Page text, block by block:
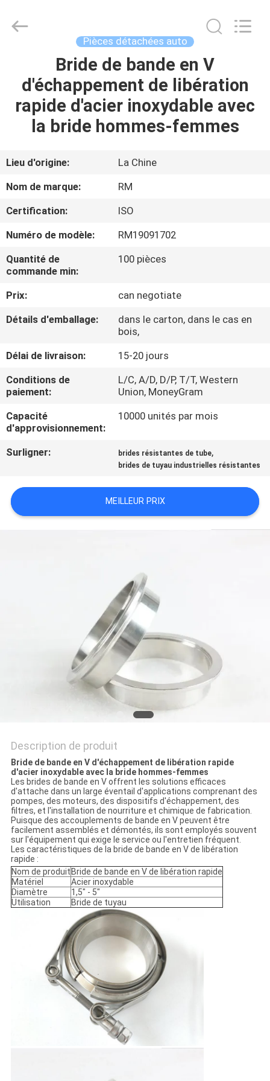
MAISON
À
PROPOS
NOUS
DE
L'USINE
CONTRÔLE
DE
QUALITÉ
CONTACTER
NOUVELLES
WOODOO
TRADE
Pièces détachées auto
Bride de bande en V
d'échappement de libération
rapide d'acier inoxydable avec
la bride hommes-femmes
Lieu d'origine:
La Chine
Nom de marque:
RM
Certification:
ISO
Numéro de modèle:
RM19091702
Quantité de
commande min:
100 pièces
Prix:
can negotiate
Détails d'emballage:
dans le carton, dans le cas en
bois,
Délai de livraison:
15-20 jours
Conditions de
paiement:
L/C, A/D, D/P, T/T, Western
Union, MoneyGram
Capacité
d'approvisionnement:
10000 unités par mois
Surligner: brides résistantes de tube,
brides de tuyau industrielles résistantes
MEILLEUR PRIX
Description de produit
Bride de bande en V d'échappement de libération rapide
d'acier inoxydable avec la bride hommes-femmes
Les brides de bande en V offrent les solutions efficaces
d'attache dans un large éventail d'applications comprenant des
pompes, des moteurs, des dispositifs d'échappement, des
filtres, et l'installation de nourriture et chimique de fabrication.
Puisque des accouplements de bande en V peuvent être
facilement assemblés et démontés, ils sont employés souvent
sur l'équipement qui exige le service ou l'entretien fréquent.
Les caractéristiques de la bride de bande en V de libération
rapide :
Nom de produit Bride de bande en V de libération rapide
Matériel
Acier inoxydable
Diamètre
1,5" - 5"
Utilisation
Bride de tuyau